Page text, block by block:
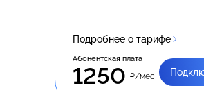
Подробнее о тарифе
Абонентская плата
1250 ₽/мес